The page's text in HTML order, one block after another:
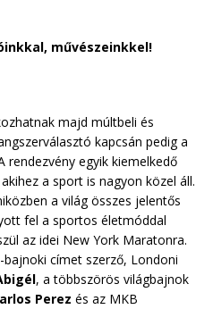
művészeinkkel!
majd múltbeli és
kapcsán pedig a
rendezvény egyik kiemelkedő
a sport is nagyon közel áll.
a világ összes jelentős
fel a sportos életmóddal
az idei New York Maratonra.
címet szerző, Londoni
, a többszörös világbajnok
Perez és az MKB